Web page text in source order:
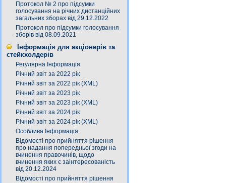
Протокол № 2 про підсумки
голосування на річних дистанційних
загальних зборах від 29.12.2022
Протокол про підсумки голосування
зборів від 08.09.2021
Інформація для акціонерів та
стейкхолдерів
Регулярна Інформація
Річний звіт за 2022 рік
Річний звіт за 2022 рік (XML)
Річний звіт за 2023 рік
Річний звіт за 2023 рік (XML)
Річний звіт за 2024 рік
Річний звіт за 2024 рік (XML)
Особлива Інформація
Відомості про прийняття рішення
про надання попередньої згоди на
вчинення правочинів, щодо
вчинення яких є заінтересованість
від 20.12.2024
Відомості про прийняття рішення